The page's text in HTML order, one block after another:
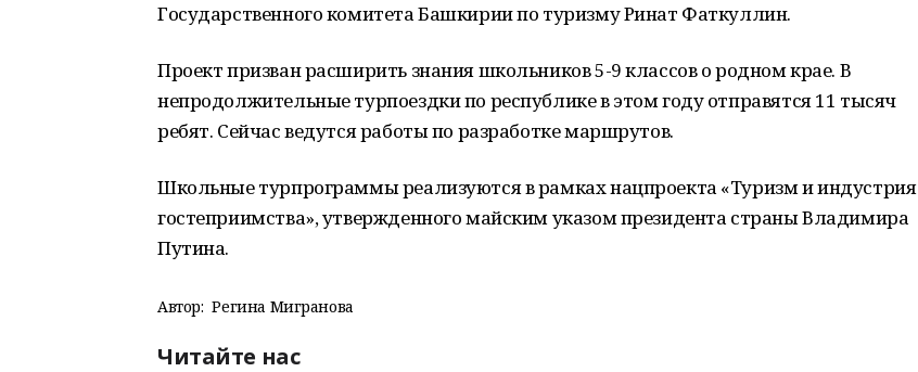
Государственного комитета Башкирии по туризму Ринат Фаткуллин.
Проект призван расширить знания школьников 5-9 классов о родном крае. В
непродолжительные турпоездки по республике в этом году отправятся 11 тысяч
ребят. Сейчас ведутся работы по разработке маршрутов.
Школьные турпрограммы реализуются в рамках нацпроекта «Туризм и индустрия
гостеприимства», утвержденного майским указом президента страны Владимира
Путина.
Автор: Регина Мигранова
Читайте нас